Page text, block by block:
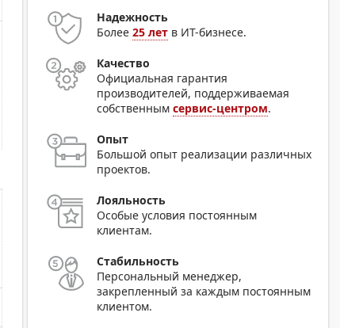
Надежность
Более25 лет в ИТ-бизнесе.
Качество
Официальная гарантия
производителей, поддерживаемая
собственнымсервис-центром.
Опыт
Большой опыт реализации различных
проектов.
Лояльность
Особые условия постоянным
клиентам.
Стабильность
Персональный менеджер,
закрепленный за каждым постоянным
клиентом.